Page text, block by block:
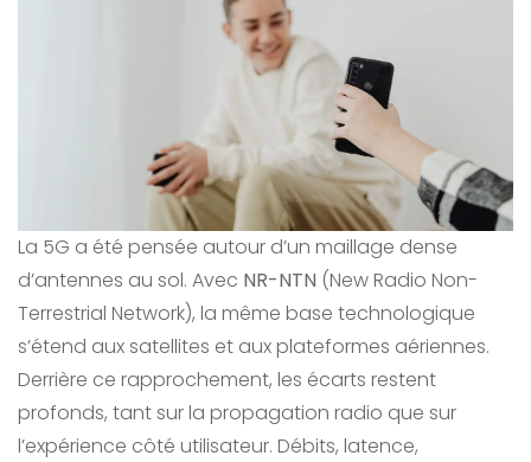
La 5G a été pensée autour d’un maillage dense
d’antennes au sol. Avec NR-NTN (New Radio Non-
Terrestrial Network), la même base technologique
s’étend aux satellites et aux plateformes aériennes.
Derrière ce rapprochement, les écarts restent
profonds, tant sur la propagation radio que sur
l’expérience côté utilisateur. Débits, latence,